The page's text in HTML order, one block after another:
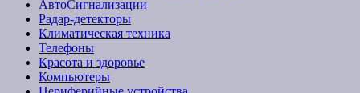
АвтоСигнализации
Радар-детекторы
Климатическая техника
Телефоны
Красота и здоровье
Компьютеры